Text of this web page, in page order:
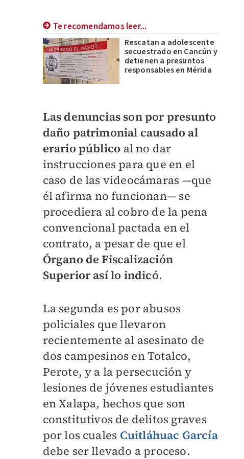
Te recomendamos leer...
Rescatan a adolescente
secuestrado en Cancún y
detienen a presuntos
responsables en Mérida
Las denuncias son por presunto
daño patrimonial causado al
erario público al no dar
instrucciones para que en el
caso de las videocámaras —que
él afirma no funcionan— se
procediera al cobro de la pena
convencional pactada en el
contrato, a pesar de que el
Órgano de Fiscalización
Superior así lo indicó.
La segunda es por abusos
policiales que llevaron
recientemente al asesinato de
dos campesinos en Totalco,
Perote, y a la persecución y
lesiones de jóvenes estudiantes
en Xalapa, hechos que son
constitutivos de delitos graves
por los cuales Cuitláhuac García
debe ser llevado a proceso.